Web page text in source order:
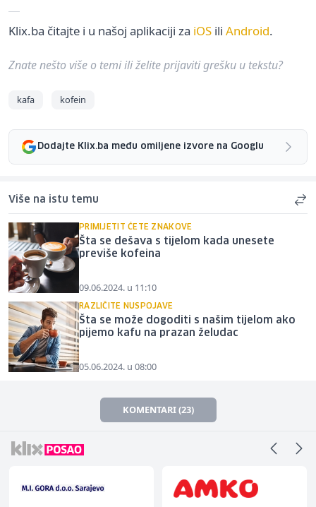
Klix.ba čitajte i u našoj aplikaciji za iOS ili Android.
Znate nešto više o temi ili želite prijaviti grešku u tekstu?
kafa kofein
Dodajte Klix.ba među omiljene izvore na Googlu
Više na istu temu
PRIMIJETIT ĆETE ZNAKOVE
Šta se dešava s tijelom kada unesete
previše kofeina
09.06.2024. u 11:10
RAZLIČITE NUSPOJAVE
Šta se može dogoditi s našim tijelom ako
pijemo kafu na prazan želudac
05.06.2024. u 08:00
KOMENTARI (23)